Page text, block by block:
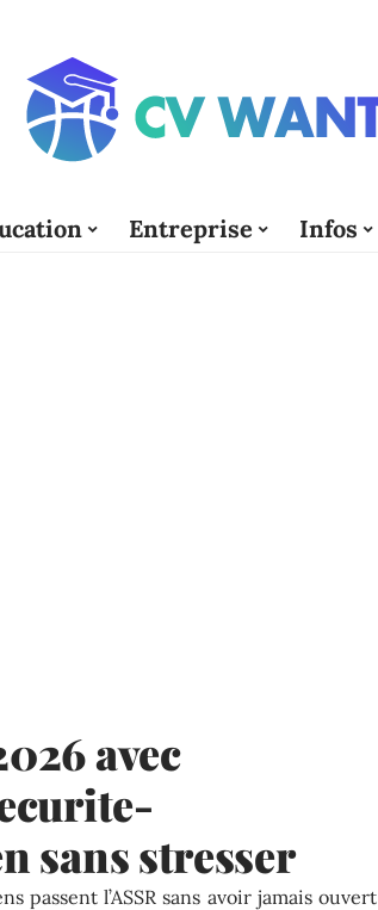
Entreprise Infos
avec
sans stresser
passent l’ASSR sans avoir jamais ouvert